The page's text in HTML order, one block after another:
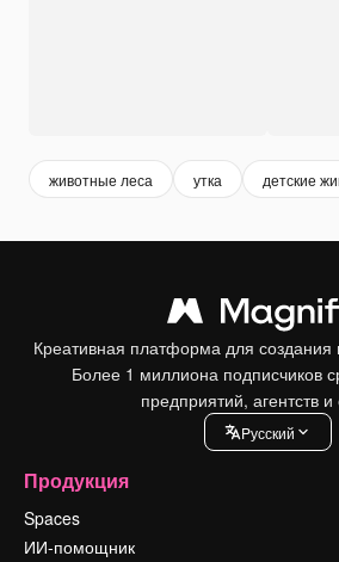
животные леса утка детские
Креативная платформа для
Более 1 миллиона подписчиков
предприятий, агентств и
Pусский
Продукция
Spaces
ИИ-помощник